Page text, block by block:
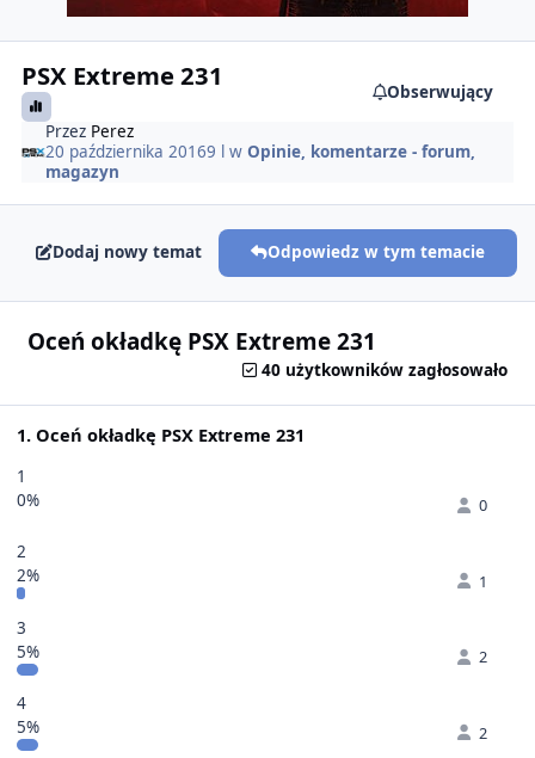
PSX Extreme 231
Obserwujący
Przez Perez
20 października 20169 l w Opinie, komentarze - forum,
magazyn
Dodaj nowy temat Odpowiedz w tym temacie
Oceń okładkę PSX Extreme 231
40 użytkowników zagłosowało
1. Oceń okładkę PSX Extreme 231
1
0%
0
2
2%
1
3
5%
2
4
5%
2